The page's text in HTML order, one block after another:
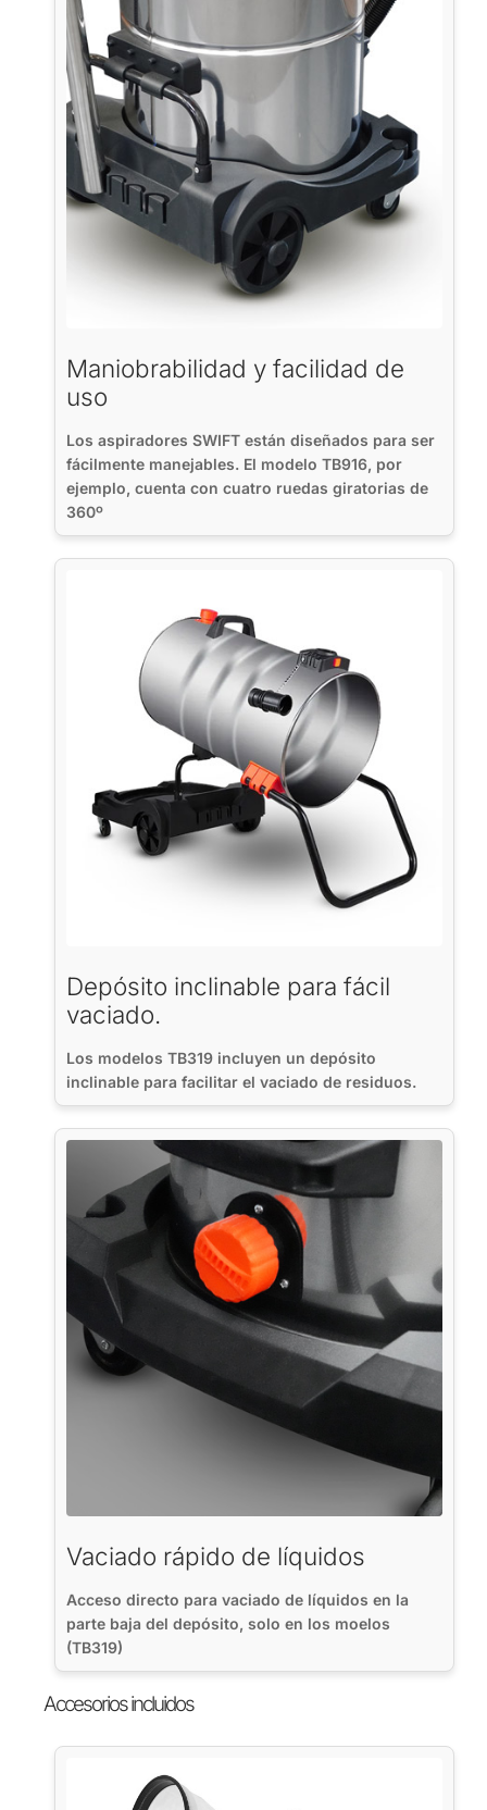
Maniobrabilidad y facilidad de
uso
Los aspiradores SWIFT están diseñados para ser
fácilmente manejables. El modelo TB916, por
ejemplo, cuenta con cuatro ruedas giratorias de
360º
Depósito inclinable para fácil
vaciado.
Los modelos TB319 incluyen un depósito
inclinable para facilitar el vaciado de residuos.
Vaciado rápido de líquidos
Acceso directo para vaciado de líquidos en la
parte baja del depósito, solo en los moelos
(TB319)
Accesorios incluidos